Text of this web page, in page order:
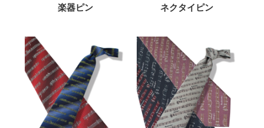
楽器ピン ネクタイピン